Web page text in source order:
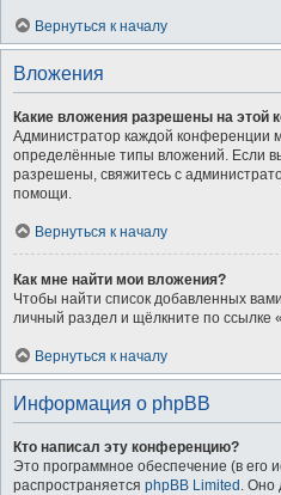
Вернуться к началу
Вложения
Какие вложения разрешены на этой
Администратор каждой конференции
определённые типы вложений. Если
разрешены, свяжитесь с
помощи.
Вернуться к началу
Как мне найти мои вложения?
Чтобы найти список добавленных
личный раздел и щёлкните по ссылке
Вернуться к началу
Информация о phpBB
Кто написал эту конференцию?
Это программное обеспечение (в его
распространяется phpBB Limited . Оно